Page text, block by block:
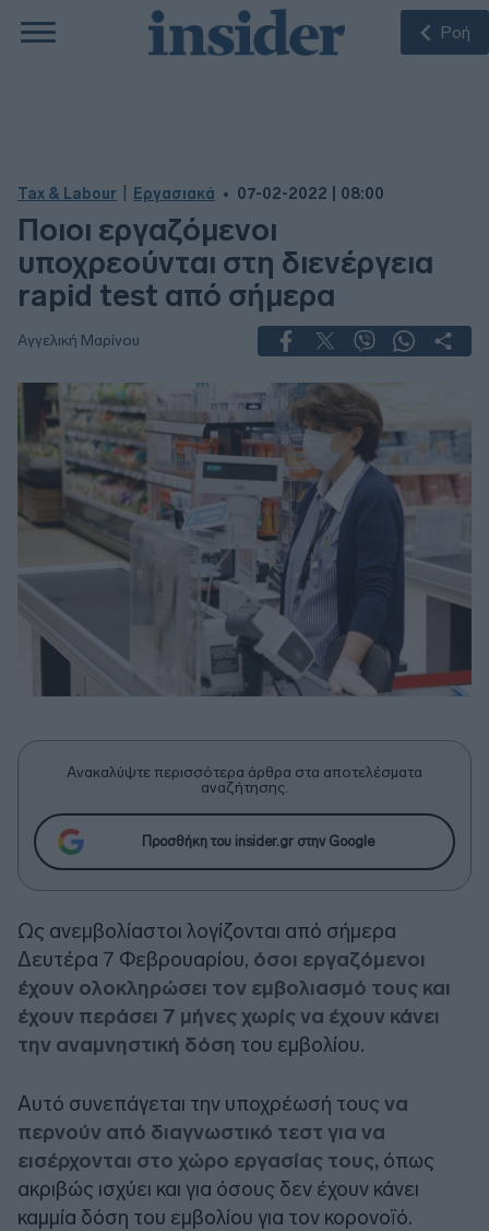
Ροή
Tax & Labour Εργασιακά 07-02-2022 | 08:00
Ποιοι εργαζόμενοι
υποχρεούνται στη διενέργεια
rapid test από σήμερα
Αγγελική Μαρίνου
Ανακαλύψτε περισσότερα άρθρα στα αποτελέσματα
αναζήτησης.
Προσθήκη του insider.gr στην Google
Ως ανεμβολίαστοι λογίζονται από σήμερα
Δευτέρα 7 Φεβρουαρίου, όσοι εργαζόμενοι
έχουν ολοκληρώσει τον εμβολιασμό τους και
έχουν περάσει 7 μήνες χωρίς να έχουν κάνει
την αναμνηστική δόση του εμβολίου.
Αυτό συνεπάγεται την υποχρέωσή τους να
περνούν από διαγνωστικό τεστ για να
εισέρχονται στο χώρο εργασίας τους, όπως
ακριβώς ισχύει και για όσους δεν έχουν κάνει
καμμία δόση του εμβολίου για τον κορονοϊό.